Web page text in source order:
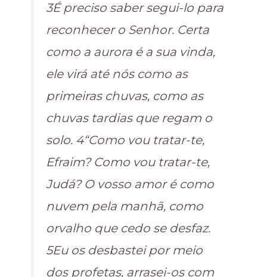
3É preciso saber segui-lo para
reconhecer o Senhor. Certa
como a aurora é a sua vinda,
ele virá até nós como as
primeiras chuvas, como as
chuvas tardias que regam o
solo. 4“Como vou tratar-te,
Efraim? Como vou tratar-te,
Judá? O vosso amor é como
nuvem pela manhã, como
orvalho que cedo se desfaz.
5Eu os desbastei por meio
dos profetas, arrasei-os com